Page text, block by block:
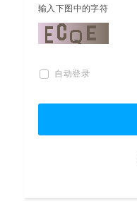
输入下图中的字符
自动登录